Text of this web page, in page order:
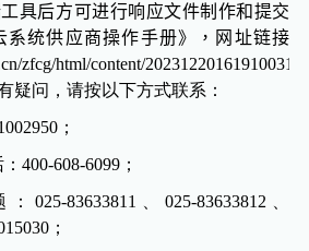
具后方可进行响应文件制作和提交
系统供应商操作手册》，网址链接
zfcg/html/content/
疑问，请按以下方式联系：
；
400-608-6099；
：025-83633811 、025-83633812
；